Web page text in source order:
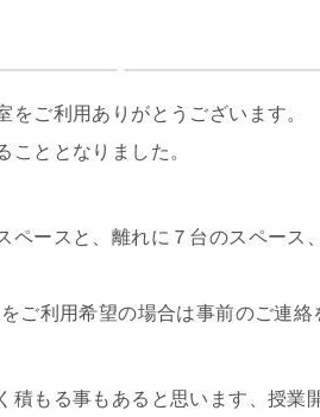
をご利用ありがとうございます。
こととなりました。
ペースと、離れに７台のスペース
ご利用希望の場合は事前のご連
積もる事もあると思います、授業